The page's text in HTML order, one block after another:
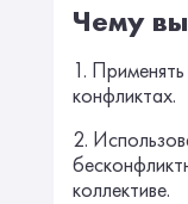
Чему вы
1. Применять
конфликтах.
2.
коллективе.